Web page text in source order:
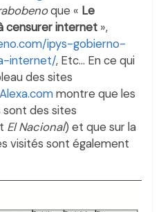
que « Le
censurer internet »,
ipys-gobierno-
internet/, Etc… En ce qui
des sites
Alexa.commontre que les
sont des sites
El Nacional) et que sur la
visités sont également